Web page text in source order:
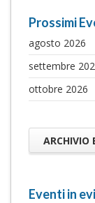
Prossimi
agosto 2026
settembre
ottobre 2026
ARCHIVIO
Eventi in